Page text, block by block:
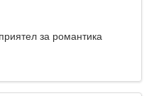
за романтика